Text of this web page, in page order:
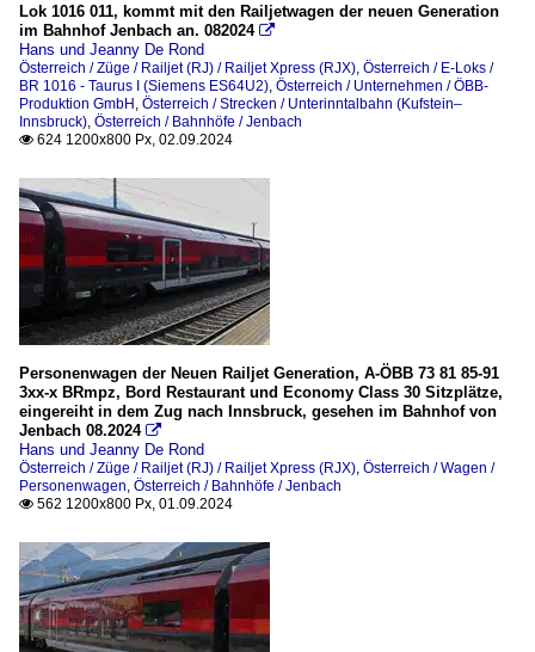
Lok 1016 011, kommt mit den Railjetwagen der neuen Generation
im Bahnhof Jenbach an. 082024 
Hans und Jeanny De Rond
Österreich / Züge / Railjet (RJ) / Railjet Xpress (RJX) Österreich / E-Loks /
BR 1016 - Taurus I (Siemens ES64U2) Österreich / Unternehmen / ÖBB-
Produktion GmbH Österreich / Strecken / Unterinntalbahn (Kufstein–
Innsbruck) Österreich / Bahnhöfe / Jenbach
 624 1200x800 Px, 02.09.2024
Personenwagen der Neuen Railjet Generation, A-ÖBB 73 81 85-91
3xx-x BRmpz, Bord Restaurant und Economy Class 30 Sitzplätze,
eingereiht in dem Zug nach Innsbruck, gesehen im Bahnhof von
Jenbach 08.2024 
Hans und Jeanny De Rond
Österreich / Züge / Railjet (RJ) / Railjet Xpress (RJX) Österreich / Wagen /
Personenwagen Österreich / Bahnhöfe / Jenbach
 562 1200x800 Px, 01.09.2024